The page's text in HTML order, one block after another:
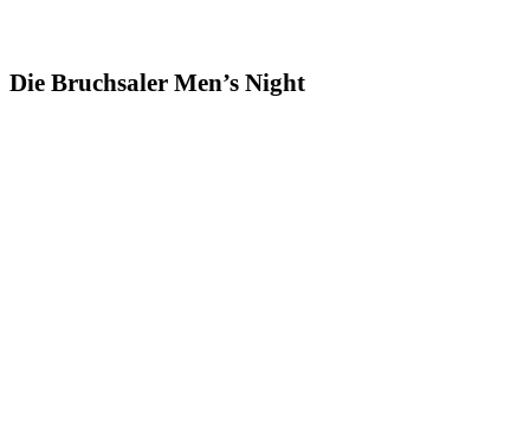
Die Bruchsaler Men’s Night